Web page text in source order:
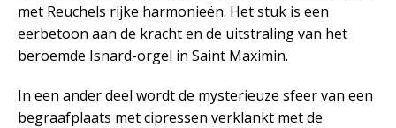
met Reuchels rijke harmonieën. Het stuk is een
eerbetoon aan de kracht en de uitstraling van het
beroemde Isnard-orgel in Saint Maximin.
In een ander deel wordt de mysterieuze sfeer van een
begraafplaats met cipressen verklankt met de